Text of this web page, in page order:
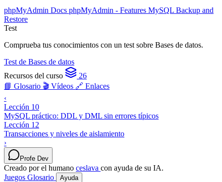
phpMyAdmin Docs phpMyAdmin - Features MySQL Backup and
Restore
Test
Comprueba tus conocimientos con un test sobre Bases de datos.
Test de Bases de datos
Recursos del curso
26
📘 Glosario 🎬 Vídeos 🔗 Enlaces
‹
Lección 10
MySQL práctico: DDL y DML sin errores típicos
Lección 12
Transacciones y niveles de aislamiento
›
Profe Dev
Creado por el humano ceslava con ayuda de su IA.
Juegos Glosario Ayuda